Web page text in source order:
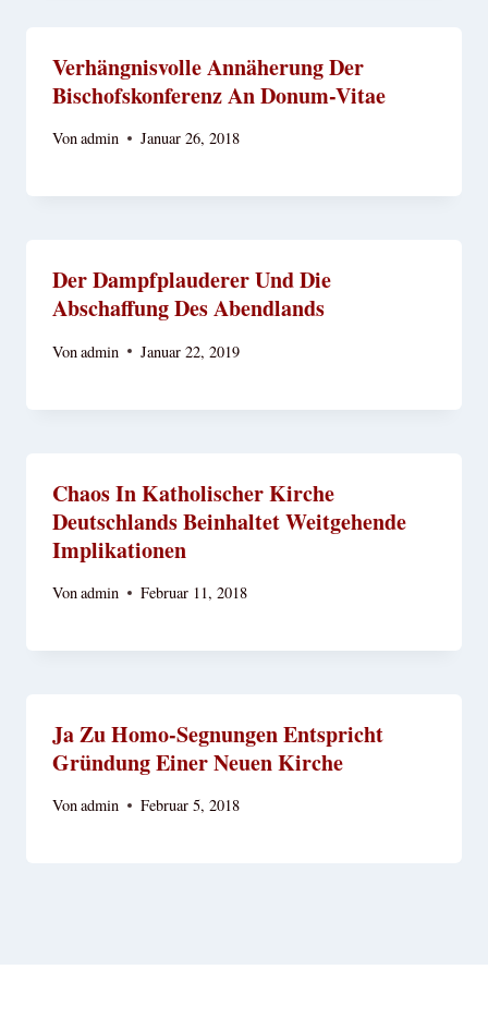
Verhängnisvolle Annäherung Der
Bischofskonferenz An Donum-Vitae
Vonadmin Januar 26, 2018
Der Dampfplauderer Und Die
Abschaffung Des Abendlands
Vonadmin Januar 22, 2019
Chaos In Katholischer Kirche
Deutschlands Beinhaltet Weitgehende
Implikationen
Vonadmin Februar 11, 2018
Ja Zu Homo-Segnungen Entspricht
Gründung Einer Neuen Kirche
Vonadmin Februar 5, 2018